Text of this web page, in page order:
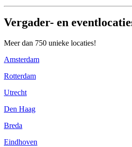
Vergader- en
Meer dan 750 unieke locaties!
Amsterdam
Rotterdam
Utrecht
Den Haag
Breda
Eindhoven